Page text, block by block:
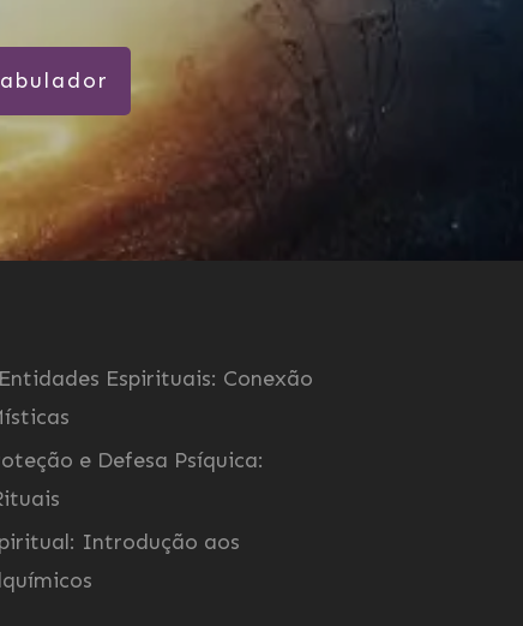
Espirituais: Conexão
e Defesa Psíquica:
Introdução aos